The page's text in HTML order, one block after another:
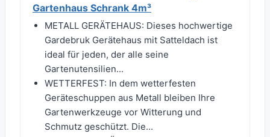
Gartenhaus Schrank 4m³
METALL GERÄTEHAUS: Dieses hochwertige
Gardebruk Gerätehaus mit Satteldach ist
ideal für jeden, der alle seine
Gartenutensilien...
WETTERFEST: In dem wetterfesten
Geräteschuppen aus Metall bleiben Ihre
Gartenwerkzeuge vor Witterung und
Schmutz geschützt. Die...